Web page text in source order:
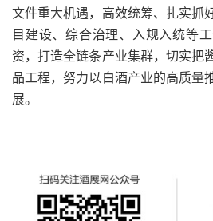
文件重大机遇，高效统筹、扎实抓
目建设、综合治理、入规入统等
资，打造全链条产业集群，切实把
品工程，努力以白酒产业的高质量
展。